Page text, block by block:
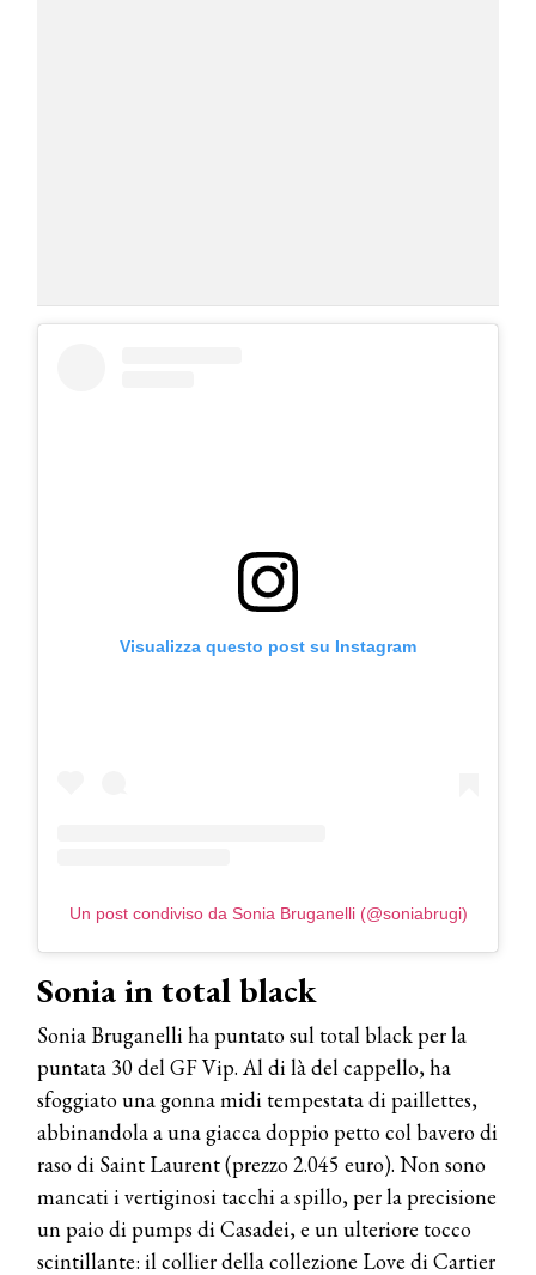
Visualizza questo post su Instagram
Un post condiviso da Sonia Bruganelli (@soniabrugi)
Sonia in total black
Sonia Bruganelli ha puntato sul total black per la
puntata 30 del GF Vip. Al di là del cappello, ha
sfoggiato una gonna midi tempestata di paillettes,
abbinandola a una giacca doppio petto col bavero di
raso di Saint Laurent (prezzo 2.045 euro). Non sono
mancati i vertiginosi tacchi a spillo, per la precisione
un paio di pumps di Casadei, e un ulteriore tocco
scintillante: il collier della collezione Love di Cartier